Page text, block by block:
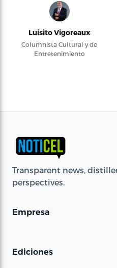
Luisito Vigoreaux
Columnista Cultural y de
Entretenimiento
Transparent news,
perspectives.
Empresa
Ediciones